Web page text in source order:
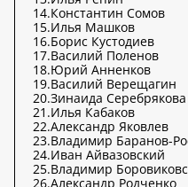
14.Константин Сомов
15.Илья Машков
16.Борис Кустодиев
17.Василий Поленов
18.Юрий Анненков
19.Василий Верещагин
20.Зинаида Серебрякова
21.Илья Кабаков
22.Александр Яковлев
23.Владимир Баранов-
24.Иван Айвазовский
25.Владимир
26.Александр Родченко